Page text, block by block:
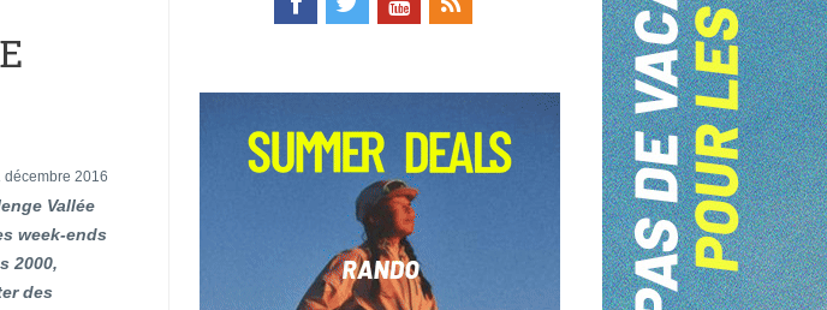
décembre 2016
Vallée
week-ends
2000,
des